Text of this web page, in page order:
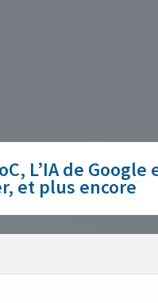
L’IA de
et plus encore